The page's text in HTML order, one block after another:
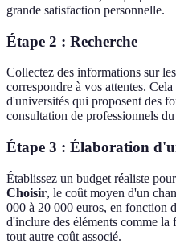
grande satisfaction personnelle.
Étape 2 : Recherche
Collectez des informations sur
correspondre à vos attentes.
d'universités qui proposent des
consultation de professionnels
Étape 3 : Élaboration
Établissez un budget réaliste
Choisir, le coût moyen d'un
000 à 20 000 euros, en fonction
d'inclure des éléments comme la
tout autre coût associé.